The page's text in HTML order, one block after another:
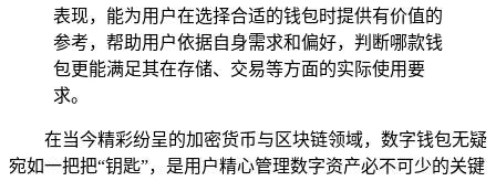
表现，能为用户在选择合适的钱包时提供有价值的
参考，帮助用户依据自身需求和偏好，判断哪款钱
包更能满足其在存储、交易等方面的实际使用要
求。
在当今精彩纷呈的加密货币与区块链领域，数字钱包无疑
宛如一把把“钥匙”，是用户精心管理数字资产必不可少的关键